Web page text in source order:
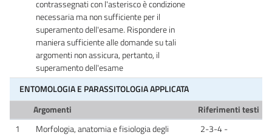
contrassegnati con l'asterisco è condizione
necessaria ma non sufficiente per il
superamento dell'esame. Rispondere in
maniera sufficiente alle domande su tali
argomenti non assicura, pertanto, il
superamento dell'esame
ENTOMOLOGIA E PARASSITOLOGIA APPLICATA
Argomenti
Riferimenti testi
1
Morfologia, anatomia e fisiologia degli
2-3-4 -